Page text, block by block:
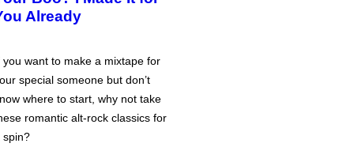
Already
you want to make a mixtape for
special someone but don’t
where to start, why not take
romantic alt-rock classics for
spin?